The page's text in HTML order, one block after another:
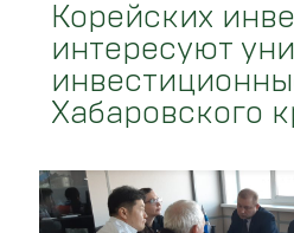
Корейских
интересуют
Хабаровского